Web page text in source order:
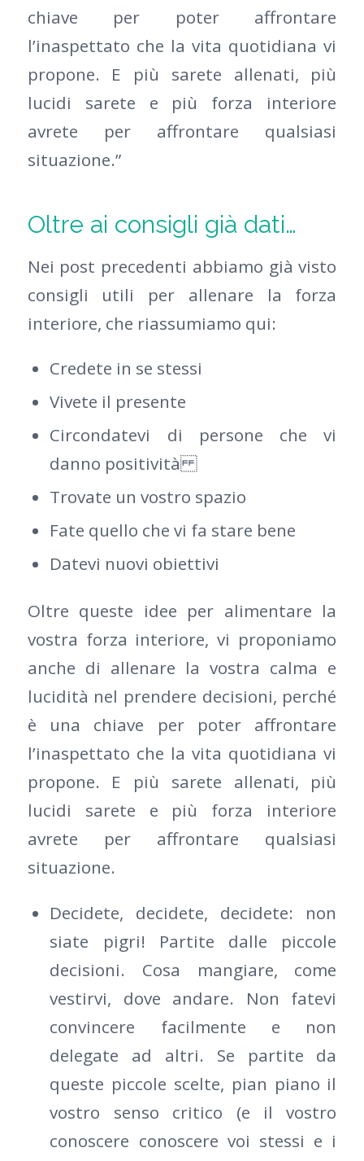
chiave per poter affrontare
l’inaspettato che la vita quotidiana vi
propone. E più sarete allenati, più
lucidi sarete e più forza interiore
avrete per affrontare qualsiasi
situazione.”
Oltre ai consigli già dati…
Nei post precedenti abbiamo già visto
consigli utili per allenare la forza
interiore, che riassumiamo qui:
Credete in se stessi
Vivete il presente
Circondatevi di persone che vi
danno positività
Trovate un vostro spazio
Fate quello che vi fa stare bene
Datevi nuovi obiettivi
Oltre queste idee per alimentare la
vostra forza interiore, vi proponiamo
anche di allenare la vostra calma e
lucidità nel prendere decisioni, perché
è una chiave per poter affrontare
l’inaspettato che la vita quotidiana vi
propone. E più sarete allenati, più
lucidi sarete e più forza interiore
avrete per affrontare qualsiasi
situazione.
Decidete, decidete, decidete: non
siate pigri! Partite dalle piccole
decisioni. Cosa mangiare, come
vestirvi, dove andare. Non fatevi
convincere facilmente e non
delegate ad altri. Se partite da
queste piccole scelte, pian piano il
vostro senso critico (e il vostro
conoscere conoscere voi stessi e i